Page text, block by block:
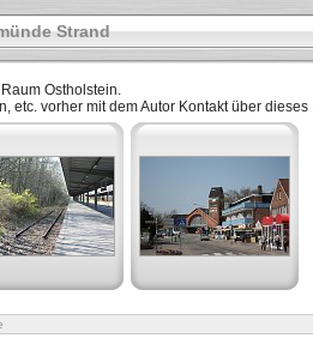
Strand
Ostholstein.
etc. vorher mit dem Autor Kontakt über dieses